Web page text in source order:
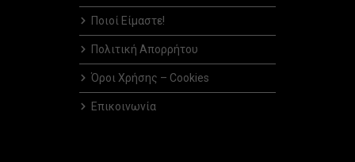
Ποιοί Είμαστε!
Πολιτική Απορρήτου
Όροι Χρήσης – Cookies
Επικοινωνία